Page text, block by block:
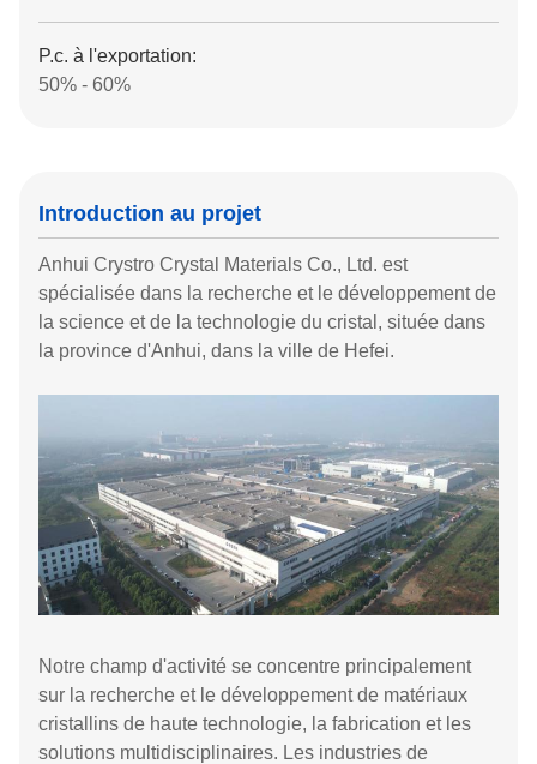
P.c. à l'exportation:
50% - 60%
Introduction au projet
Anhui Crystro Crystal Materials Co., Ltd. est
spécialisée dans la recherche et le développement de
la science et de la technologie du cristal, située dans
la province d'Anhui, dans la ville de Hefei.
Notre champ d'activité se concentre principalement
sur la recherche et le développement de matériaux
cristallins de haute technologie, la fabrication et les
solutions multidisciplinaires. Les industries de